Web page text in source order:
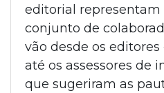
editorial representam
conjunto de
vão desde os editores
até os assessores de
que sugeriram as